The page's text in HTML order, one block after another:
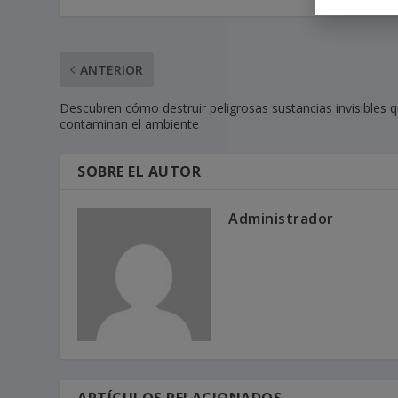
ANTERIOR
Descubren cómo destruir peligrosas sustancias invisibles
contaminan el ambiente
SOBRE EL AUTOR
Administrador